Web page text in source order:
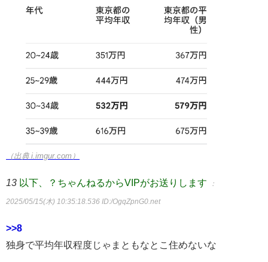
（出典 i.imgur.com）
13 以下、？ちゃんねるからVIPがお送りします ：
2025/05/15(木) 10:35:18.536 ID:/OgqZpnG0.net
>>8
独身で平均年収程度じゃまともなとこ住めないな